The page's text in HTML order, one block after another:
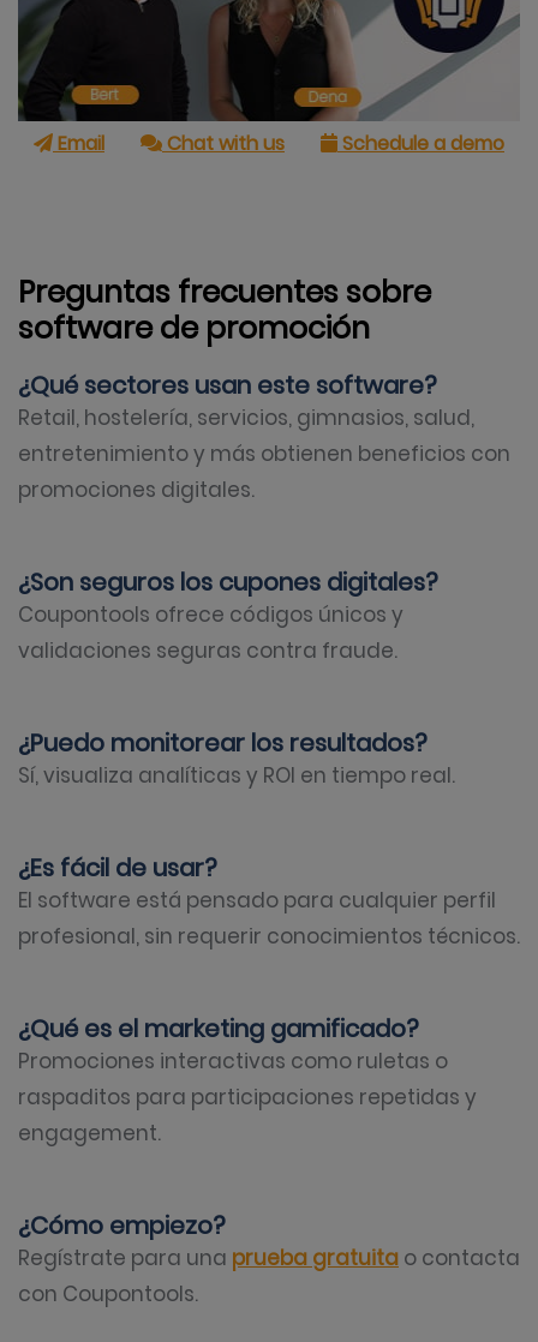
Email Chat with us Schedule a demo
Preguntas frecuentes sobre
software de promoción
¿Qué sectores usan este software?
Retail, hostelería, servicios, gimnasios, salud,
entretenimiento y más obtienen beneficios con
promociones digitales.
¿Son seguros los cupones digitales?
Coupontools ofrece códigos únicos y
validaciones seguras contra fraude.
¿Puedo monitorear los resultados?
Sí, visualiza analíticas y ROI en tiempo real.
¿Es fácil de usar?
El software está pensado para cualquier perfil
profesional, sin requerir conocimientos técnicos.
¿Qué es el marketing gamificado?
Promociones interactivas como ruletas o
raspaditos para participaciones repetidas y
engagement.
¿Cómo empiezo?
Regístrate para una prueba gratuita o contacta
con Coupontools.